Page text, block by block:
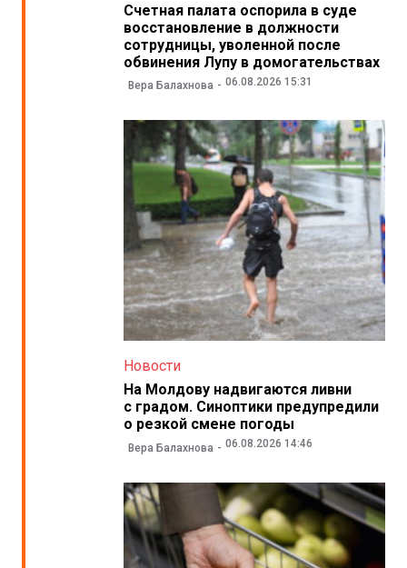
Счетная палата оспорила в суде
восстановление в должности
сотрудницы, уволенной после
обвинения Лупу в домогательствах
Вера Балахнова 06.08.2026 15:31
Новости
На Молдову надвигаются ливни
с градом. Синоптики предупредили
о резкой смене погоды
Вера Балахнова 06.08.2026 14:46